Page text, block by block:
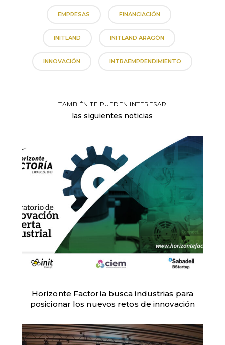
EMPRESAS FINANCIACIÓN
INITLAND INITLAND ARAGÓN
INNOVACIÓN INTRAEMPRENDIMIENTO
TAMBIÉN TE PUEDEN INTERESAR
las siguientes noticias
Horizonte Factoría busca industrias para
posicionar los nuevos retos de innovación